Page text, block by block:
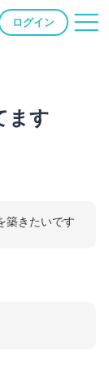
ログイン
ます
築きたいです